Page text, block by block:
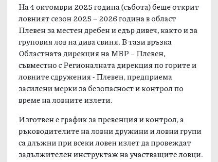
На 4 октомври 2025 година (събота) беше открит
ловният сезон 2025 – 2026 година в област
Плевен за местен дребен и едър дивеч, както и за
груповия лов на дива свиня. В тази връзка
Областната дирекция на МВР – Плевен,
съвместно с Регионалната дирекция по горите и
ловните сдружения - Плевен, предприема
засилени мерки за безопасност и контрол по
време на ловните излети.
Изготвен е график за превенция и контрол, а
ръководителите на ловни дружини и ловни групи
са длъжни при всеки ловен излет да провеждат
задължителен инструктаж на участващите ловци.